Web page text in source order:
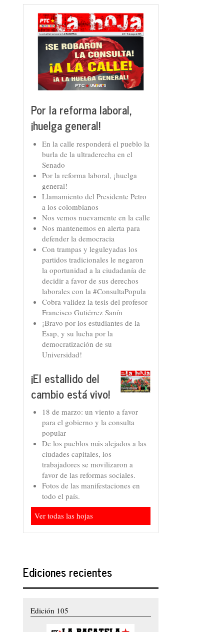
Por la reforma laboral,
¡huelga general!
En la calle responderá el pueblo la
burla de la ultraderecha en el
Senado
Por la reforma laboral, ¡huelga
general!
Llamamiento del Presidente Petro
a los colombianos
Nos vemos nuevamente en la calle
Nos mantenemos en alerta para
defender la democracia
Con trampas y leguleyadas los
partidos tradicionales le negaron
la oportunidad a la ciudadanía de
decidir a favor de sus derechos
laborales con la #ConsultaPopula
Cobra validez la tesis del profesor
Francisco Gutiérrez Sanín
¡Bravo por los estudiantes de la
Esap, y su lucha por la
democratización de su
Universidad!
¡El estallido del
cambio está vivo!
18 de marzo: un viento a favor
para el gobierno y la consulta
popular
De los pueblos más alejados a las
ciudades capitales, los
trabajadores se movilizaron a
favor de las reformas sociales.
Fotos de las manifestaciones en
todo el país.
Ver todas las hojas
Ediciones recientes
Edición 105